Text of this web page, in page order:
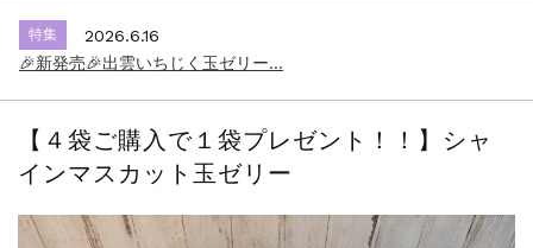
特集
2026.6.16
🎉新発売🎉出雲いちじく玉ゼリー...
特集
2026.7.17
🎉新発売🎉しまねっこドキワクプリントクッ...
🎉新発売🎉出雲いちじく玉ゼリー...
【４袋ご購入で１袋プレゼント！！】シャ
インマスカット玉ゼリー